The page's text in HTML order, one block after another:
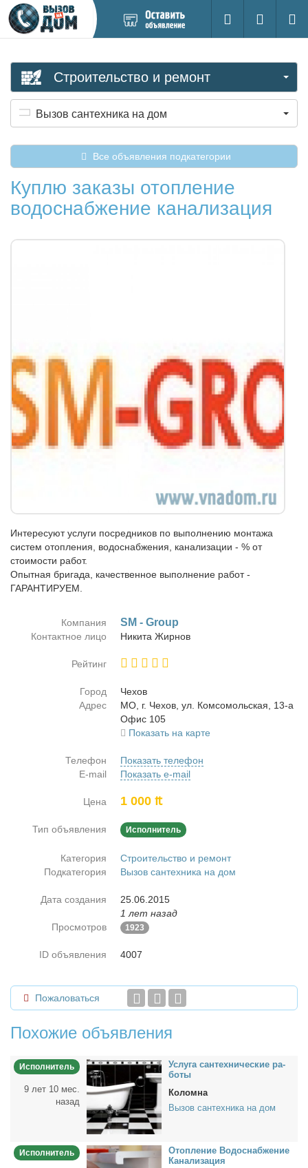
новое
Поиск
Вход на
Строительство и ремонт
Вызов сантехника на дом
Все объявления подкатегории
Куплю заказы отопление
водоснабжение канализация
Интересуют услуги посредников по выполнению монтажа
систем отопления, водоснабжения, канализации - % от
стоимости работ.
Опытная бригада, качественное выполнение работ -
ГАРАНТИРУЕМ.
Компания SM - Group
Контактное лицо Ни­ки­та Жир­нов
Рейтинг
Город
Че­хов
Адрес
МО, г. Че­хов, ул. Ком­со­моль­ская, 13-а
Офис 105
Показать на карте
Телефон
Показать телефон
E-mail
Показать e-mail
Цена 1 000 ₶
Тип объявления Исполнитель
Категория
Строительство и ремонт
Подкатегория
Вызов сантехника на дом
Дата создания
25.06.2015
1 лет назад
Просмотров
1923
ID объявления 4007
Пожаловаться
Похожие объявления
Исполнитель
9 лет 10 мес.
назад
Услу­га сан­тех­ни­че­ские ра­
бо­ты
Коломна
Вызов сантехника на дом
Исполнитель
Отоп­ле­ние Во­до­снаб­же­ние
Ка­на­ли­за­ция